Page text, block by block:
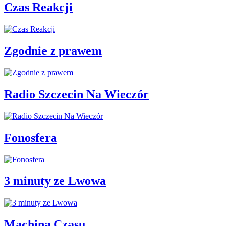
Czas Reakcji
Zgodnie z prawem
Radio Szczecin Na Wieczór
Fonosfera
3 minuty ze Lwowa